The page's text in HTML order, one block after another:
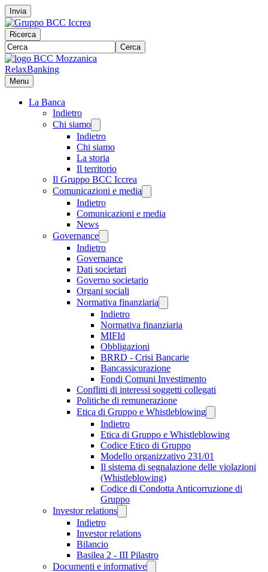
Invia
Ricerca
Cerca
RelaxBanking
Menu
La Banca
Indietro
Chi siamo
Indietro
Chi siamo
La storia
Il territorio
Il Gruppo BCC Iccrea
Comunicazioni e media
Indietro
Comunicazioni e media
News
Governance
Indietro
Governance
Dati societari
Governo societario
Organi sociali
Normativa finanziaria
Indietro
Normativa finanziaria
MIFId
Obbligazioni
BRRD - Crisi Bancarie
Bancassicurazione
Fondi Comuni Investimento
Conflitti di interessi soggetti collegati
Politiche di remunerazione
Etica di Gruppo e Whistleblowing
Indietro
Etica di Gruppo e Whistleblowing
Codice Etico di Gruppo
Modello organizzativo 231/01
Il sistema di segnalazione delle violazioni
(Whistleblowing)
Codice di Condotta Anticorruzione di
Gruppo
Investor relations
Indietro
Investor relations
Bilancio
Basilea 2 - III Pilastro
Documenti e informative